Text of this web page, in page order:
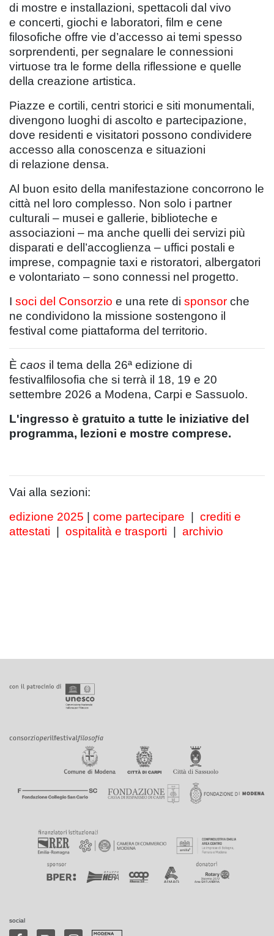
di mostre e installazioni, spettacoli dal vivo
e concerti, giochi e laboratori, film e cene
filosofiche offre vie d’accesso ai temi spesso
sorprendenti, per segnalare le connessioni
virtuose tra le forme della riflessione e quelle
della creazione artistica.
Piazze e cortili, centri storici e siti monumentali,
divengono luoghi di ascolto e partecipazione,
dove residenti e visitatori possono condividere
accesso alla conoscenza e situazioni
di relazione densa.
Al buon esito della manifestazione concorrono le
città nel loro complesso. Non solo i partner
culturali – musei e gallerie, biblioteche e
associazioni – ma anche quelli dei servizi più
disparati e dell’accoglienza – uffici postali e
imprese, compagnie taxi e ristoratori, albergatori
e volontariato – sono connessi nel progetto.
I soci del Consorzio e una rete di sponsor che
ne condividono la missione sostengono il
festival come piattaforma del territorio.
È caos il tema della 26ª edizione di
festivalfilosofia che si terrà il 18, 19 e 20
settembre 2026 a Modena, Carpi e Sassuolo.
L'ingresso è gratuito a tutte le iniziative del
programma, lezioni e mostre comprese.
Vai alla sezioni:
edizione 2025 | come partecipare | crediti e
attestati | ospitalità e trasporti | archivio
social